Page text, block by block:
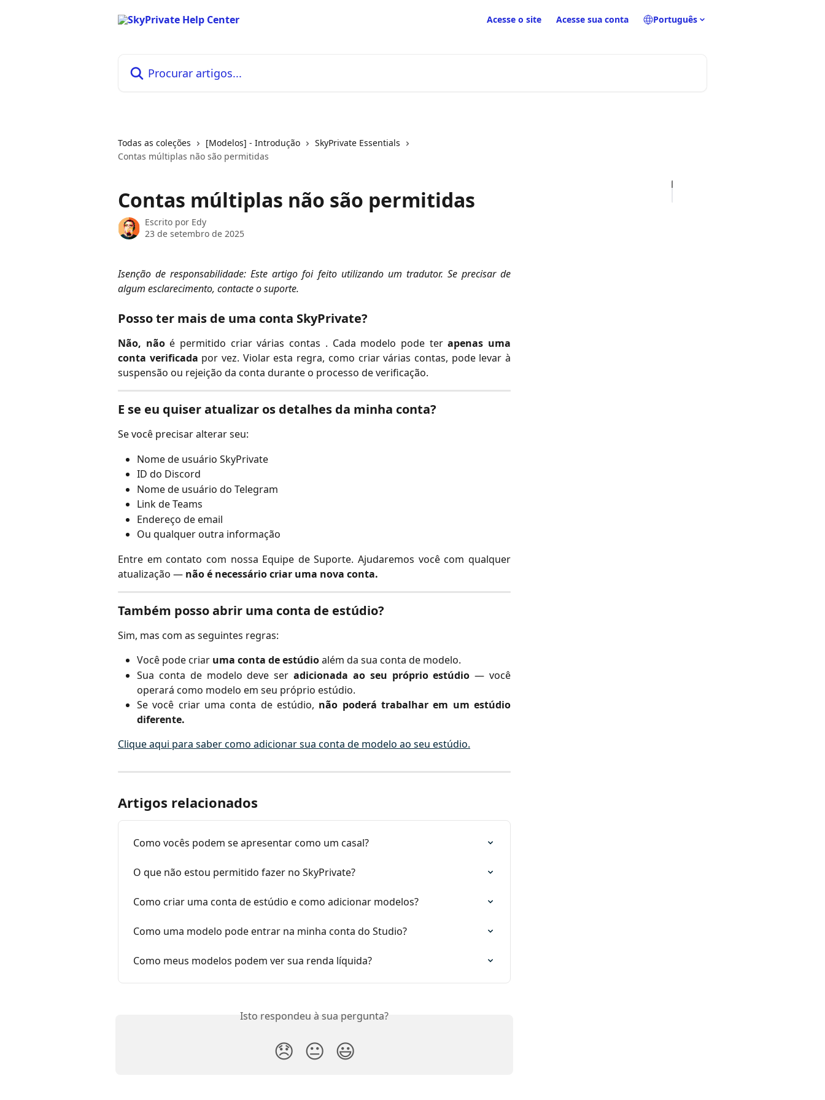
Acesse o site Acesse sua conta Português
Todas as coleções [Modelos] - Introdução
SkyPrivate Essentials
Contas múltiplas não são permitidas
Contas múltiplas não são permitidas
Escrito por Edy
23 de setembro de 2025
Isenção de responsabilidade: Este artigo foi feito utilizando um tradutor. Se precisar de
algum esclarecimento, contacte o suporte.
Posso ter mais de uma conta SkyPrivate?
Não, nãoé permitido criar várias contas . Cada modelo pode terapenas uma
conta verificada por vez. Violar esta regra, como criar várias contas, pode levar à
suspensão ou rejeição da conta durante o processo de verificação.
E se eu quiser atualizar os detalhes da minha conta?
Se você precisar alterar seu:
Nome de usuário SkyPrivate
ID do Discord
Nome de usuário do Telegram
Link de Teams
Endereço de email
Ou qualquer outra informação
Entre em contato com nossa Equipe de Suporte. Ajudaremos você com qualquer
atualização — não é necessário criar uma nova conta.
Também posso abrir uma conta de estúdio?
Sim, mas com as seguintes regras:
Você pode criar uma conta de estúdioalém da sua conta de modelo.
Sua conta de modelo deve ser adicionada ao seu próprio estúdio — você
operará como modelo em seu próprio estúdio.
Se você criar uma conta de estúdio, não poderá trabalhar em um estúdio
diferente.
Clique aqui para saber como adicionar sua conta de modelo ao seu estúdio.
Artigos relacionados
Como vocês podem se apresentar como um casal?
O que não estou permitido fazer no SkyPrivate?
Como criar uma conta de estúdio e como adicionar modelos?
Como uma modelo pode entrar na minha conta do Studio?
Como meus modelos podem ver sua renda líquida?
Isto respondeu à sua pergunta?
😞 😐 😃